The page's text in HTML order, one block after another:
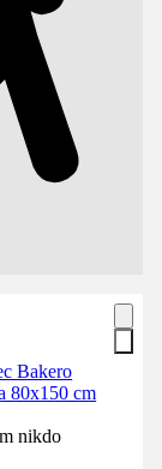
Bakero
80x150 cm
nikdo